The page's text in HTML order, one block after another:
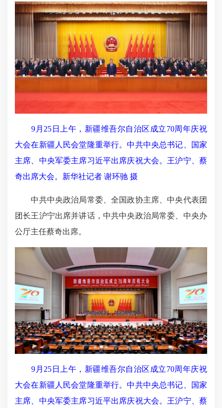
9月25日上午，新疆维吾尔自治区成立70周年庆祝
大会在新疆人民会堂隆重举行。中共中央总书记、国家
主席、中央军委主席习近平出席庆祝大会。王沪宁、蔡
奇出席大会。新华社记者 谢环驰 摄
中共中央政治局常委、全国政协主席、中央代表团
团长王沪宁出席并讲话，中共中央政治局常委、中央办
公厅主任蔡奇出席。
9月25日上午，新疆维吾尔自治区成立70周年庆祝
大会在新疆人民会堂隆重举行。中共中央总书记、国家
主席、中央军委主席习近平出席庆祝大会。王沪宁、蔡